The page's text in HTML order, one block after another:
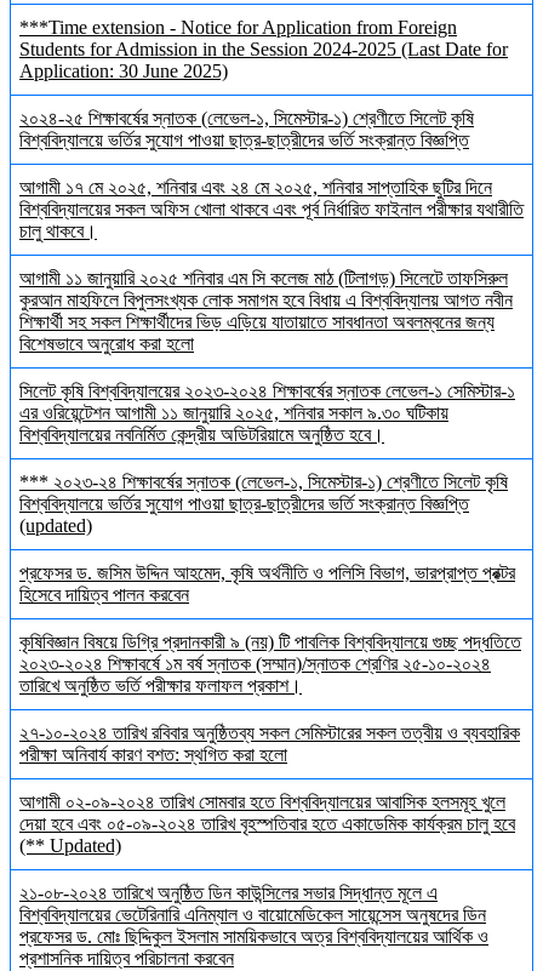
***Time extension - Notice for Application from Foreign
Students for Admission in the Session 2024-2025 (Last Date for
Application: 30 June 2025)
২০২৪-২৫ শিক্ষাবর্ষের স্নাতক (লেভেল-১, সিমেস্টার-১) শ্রেণীতে সিলেট কৃষি
বিশ্ববিদ্যালয়ে ভর্তির সুযোগ পাওয়া ছাত্র-ছাত্রীদের ভর্তি সংক্রান্ত বিজ্ঞপ্তি
আগামী ১৭ মে ২০২৫, শনিবার এবং ২৪ মে ২০২৫, শনিবার সাপ্তাহিক ছুটির দিনে
বিশ্ববিদ্যালয়ের সকল অফিস খোলা থাকবে এবং পূর্ব নির্ধারিত ফাইনাল পরীক্ষার যথারীতি
চালু থাকবে।
আগামী ১১ জানুয়ারি ২০২৫ শনিবার এম সি কলেজ মাঠ (টিলাগড়) সিলেটে তাফসিরুল
কুরআন মাহফিলে বিপুলসংখ্যক লোক সমাগম হবে বিধায় এ বিশ্ববিদ্যালয় আগত নবীন
শিক্ষার্থী সহ সকল শিক্ষার্থীদের ভিড় এড়িয়ে যাতায়াতে সাবধানতা অবলম্বনের জন্য
বিশেষভাবে অনুরোধ করা হলো
সিলেট কৃষি বিশ্ববিদ্যালয়ের ২০২৩-২০২৪ শিক্ষাবর্ষের স্নাতক লেভেল-১ সেমিস্টার-১
এর ওরিয়েন্টেশন আগামী ১১ জানুয়ারি ২০২৫, শনিবার সকাল ৯.৩০ ঘটিকায়
বিশ্ববিদ্যালয়ের নবনির্মিত কেন্দ্রীয় অডিটরিয়ামে অনুষ্ঠিত হবে।
*** ২০২৩-২৪ শিক্ষাবর্ষের স্নাতক (লেভেল-১, সিমেস্টার-১) শ্রেণীতে সিলেট কৃষি
বিশ্ববিদ্যালয়ে ভর্তির সুযোগ পাওয়া ছাত্র-ছাত্রীদের ভর্তি সংক্রান্ত বিজ্ঞপ্তি
(updated)
প্রফেসর ড. জসিম উদ্দিন আহমেদ, কৃষি অর্থনীতি ও পলিসি বিভাগ, ভারপ্রাপ্ত প্রক্টর
হিসেবে দায়িত্ব পালন করবেন
কৃষিবিজ্ঞান বিষয়ে ডিগ্রি প্রদানকারী ৯ (নয়) টি পাবলিক বিশ্ববিদ্যালয়ে গুচ্ছ পদ্ধতিতে
২০২৩-২০২৪ শিক্ষাবর্ষে ১ম বর্ষ স্নাতক (সম্মান)/স্নাতক শ্রেণির ২৫-১০-২০২৪
তারিখে অনুষ্ঠিত ভর্তি পরীক্ষার ফলাফল প্রকাশ।
২৭-১০-২০২৪ তারিখ রবিবার অনুষ্ঠিতব্য সকল সেমিস্টারের সকল তত্বীয় ও ব্যবহারিক
পরীক্ষা অনিবার্য কারণ বশত: স্থগিত করা হলো
আগামী ০২-০৯-২০২৪ তারিখ সোমবার হতে বিশ্ববিদ্যালয়ের আবাসিক হলসমূহ খুলে
দেয়া হবে এবং ০৫-০৯-২০২৪ তারিখ বৃহস্পতিবার হতে একাডেমিক কার্যক্রম চালু হবে
(** Updated)
২১-০৮-২০২৪ তারিখে অনুষ্ঠিত ডিন কাউন্সিলের সভার সিদ্ধান্ত মূলে এ
বিশ্ববিদ্যালয়ের ভেটেরিনারি এনিম্যাল ও বায়োমেডিকেল সায়েন্সেস অনুষদের ডিন
প্রফেসর ড. মোঃ ছিদ্দিকুল ইসলাম সাময়িকভাবে অত্র বিশ্ববিদ্যালয়ের আর্থিক ও
প্রশাসনিক দায়িত্ব পরিচালনা করবেন